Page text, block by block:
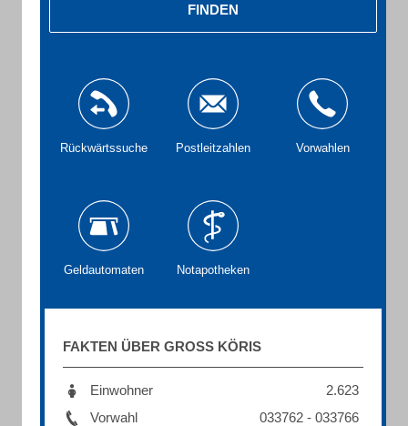
FINDEN
Rückwärtssuche Postleitzahlen Vorwahlen
Geldautomaten Notapotheken
FAKTEN ÜBER GROSS KÖRIS
Einwohner
2.623
Vorwahl
033762 - 033766